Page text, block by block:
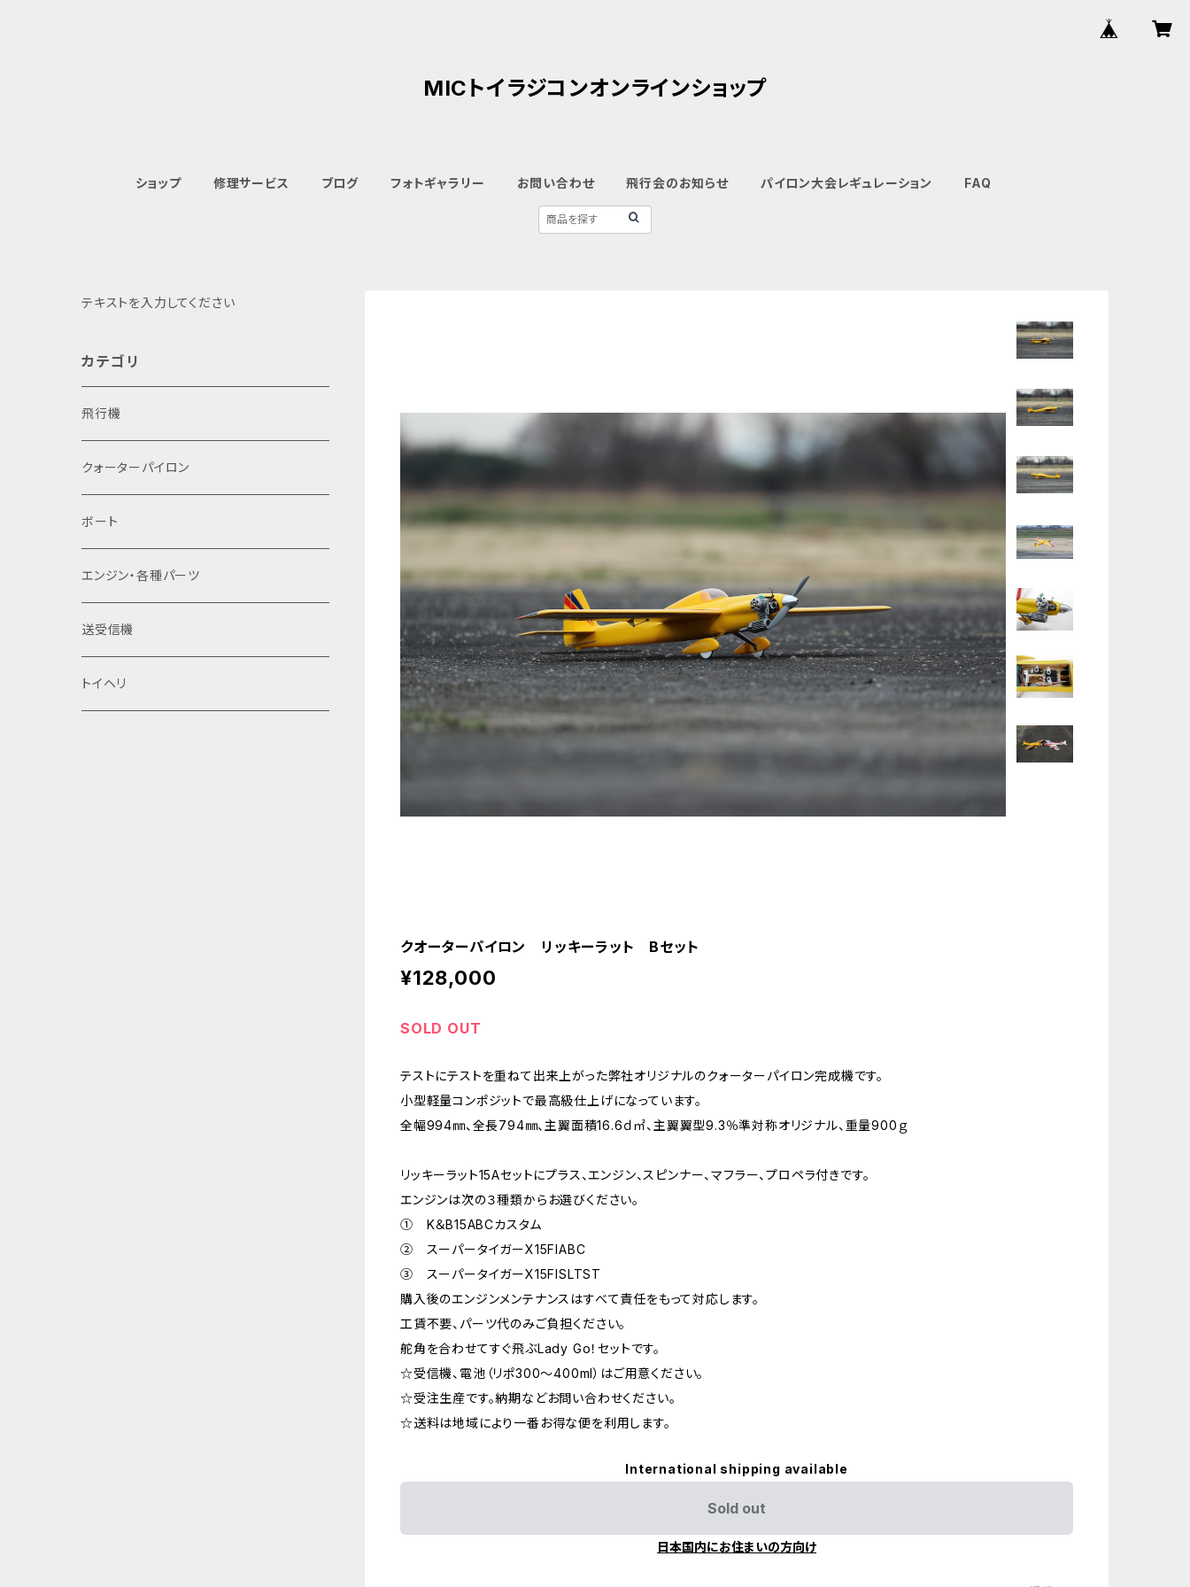
MICトイラジコンオンラインショップ
ショップ 修理サービス ブログ フォトギャラリー お問い合わせ 飛行会のお知らせ パイロン大会レギュレーション FAQ
クオーターパイロン リッキーラット Bセット
¥128,000
SOLD OUT
テストにテストを重ねて出来上がった弊社オリジナルのクォーターパイロン完成機です。
小型軽量コンポジットで最高級仕上げになっています。
全幅994㎜、全長794㎜、主翼面積16.6ｄ㎡、主翼翼型9.3％準対称オリジナル、重量900ｇ
リッキーラット15Aセットにプラス、エンジン、スピンナー、マフラー、プロペラ付きです。
エンジンは次の３種類からお選びください。
① K＆B15ABCカスタム
② スーパータイガーX15FIABC
③ スーパータイガーX15FISLTST
購入後のエンジンメンテナンスはすべて責任をもって対応します。
工賃不要、パーツ代のみご負担ください。
舵角を合わせてすぐ飛ぶLady Go！セットです。
☆受信機、電池（リポ300～400ml）はご用意ください。
☆受注生産です。納期などお問い合わせください。
☆送料は地域により一番お得な便を利用します。
International shipping available
Sold out
日本国内にお住まいの方向け
テキストを入力してください
カテゴリ
飛行機
クォーターパイロン
ボート
​エンジン・各種パーツ
送受信機
トイヘリ